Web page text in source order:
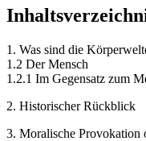
1. Was sind die
1.2 Der Mensch
1.2.1 Im Gegensatz zum
2. Historischer Rückblick
3. Moralische Provokation